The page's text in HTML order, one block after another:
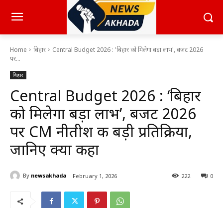
Home बिहार
Central Budget 2026 : 'बिहार को मिलेगा बड़ा लाभ', बजट 2026
पर...
बिहार
Central Budget 2026 : ‘बिहार
को मिलेगा बड़ा लाभ’, बजट 2026
पर CM नीतीश की बड़ी प्रतिक्रिया,
जानिए क्या कहा
By newsakhada February 1, 2026 0
222